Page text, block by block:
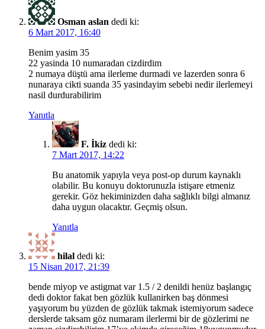
Osman aslan dedi ki:
6 Mart 2017, 16:40
Benim yasim 35
22 yasinda 10 numaradan cizdirdim
2 numaya düştü ama ilerleme durmadi ve lazerden sonra 6
nunaraya cikti suanda 35 yasindayim sebebi nedir ilerlemeyi
nasil durdurabilirim
Yanıtla
F. İkiz dedi ki:
7 Mart 2017, 14:22
Bu anatomik yapıyla veya post-op durum kaynaklı
olabilir. Bu konuyu doktorunuzla istişare etmeniz
gerekir. Göz hekiminizden daha sağlıklı bilgi almanız
daha uygun olacaktır. Geçmiş olsun.
Yanıtla
hilal dedi ki:
15 Nisan 2017, 21:39
bende miyop ve astigmat var 1.5 / 2 denildi henüz başlangıç
dedi doktor fakat ben gözlük kullanirken baş dönmesi
yaşıyorum bu yüzden de gözlük takmak istemiyorum sadece
derslerde taksam göz numaram ilerlermi bir de gözlerimi ne